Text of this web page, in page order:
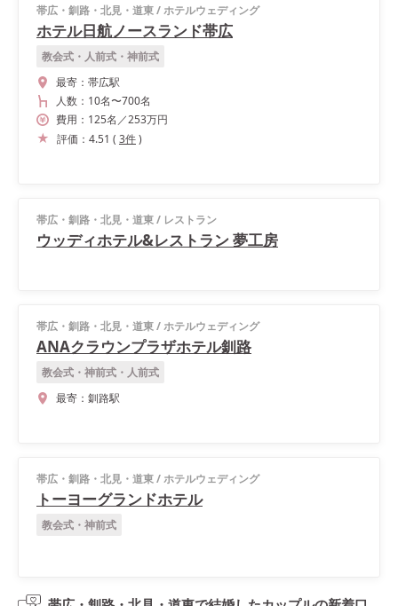
帯広・釧路・北見・道東/ホテルウェディング
ホテル日航ノースランド帯広
教会式・人前式・神前式
最寄： 帯広駅
人数： 10名〜700名
費用： 125名 ／253万円
評価： 4.51 ( 3件)
帯広・釧路・北見・道東/ レストラン
ウッディホテル&レストラン 夢工房
帯広・釧路・北見・道東/ホテルウェディング
ANAクラウンプラザホテル釧路
教会式・神前式・人前式
最寄： 釧路駅
帯広・釧路・北見・道東/ホテルウェディング
トーヨーグランドホテル
教会式・神前式